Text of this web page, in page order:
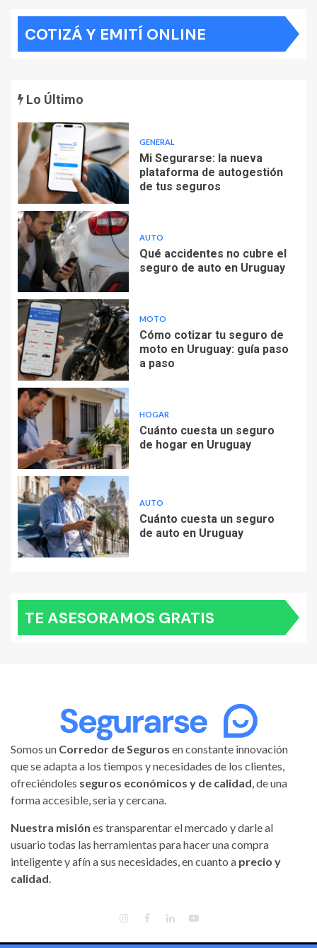
COTIZÁ Y EMITÍ ONLINE
Lo Último
GENERAL
Mi Segurarse: la nueva
plataforma de autogestión
de tus seguros
AUTO
Qué accidentes no cubre el
seguro de auto en Uruguay
MOTO
Cómo cotizar tu seguro de
moto en Uruguay: guía paso
a paso
HOGAR
Cuánto cuesta un seguro
de hogar en Uruguay
AUTO
Cuánto cuesta un seguro
de auto en Uruguay
TE ASESORAMOS GRATIS
Somos un Corredor de Seguros en constante innovación
que se adapta a los tiempos y necesidades de los clientes,
ofreciéndoles seguros económicos y de calidad, de una
forma accesible, seria y cercana.
Nuestra misión es transparentar el mercado y darle al
usuario todas las herramientas para hacer una compra
inteligente y afín a sus necesidades, en cuanto a precio y
calidad.
INSTAGRAM
FACEBOOK
LINKEDIN
YOUTUBE